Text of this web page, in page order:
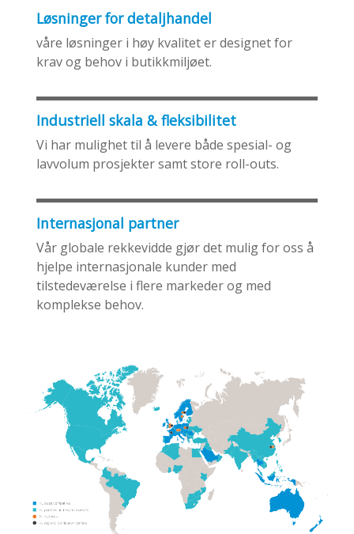
Løsninger for detaljhandel
våre løsninger i høy kvalitet er designet for
krav og behov i butikkmiljøet.
Industriell skala & fleksibilitet
Vi har mulighet til å levere både spesial- og
lavvolum prosjekter samt store roll-outs.
Internasjonal partner
Vår globale rekkevidde gjør det mulig for oss å
hjelpe internasjonale kunder med
tilstedeværelse i flere markeder og med
komplekse behov.